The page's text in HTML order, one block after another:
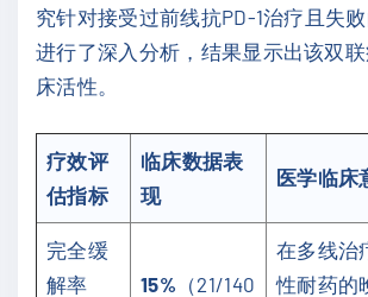
究针对接受过前线抗PD-1治疗且失
进行了深入分析，结果显示出该双
床活性。
疗效评
估指标
临床数据表
现
医学临床
完全缓
解率
15% （21/140
在多线治
性耐药的